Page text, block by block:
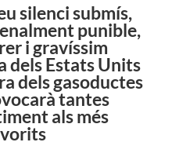
silenci submís,
punible,
i gravíssim
Estats Units
dels gasoductes
tantes
als més